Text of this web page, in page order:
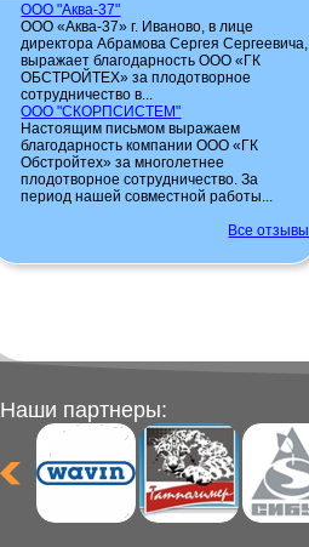
ООО "Аква-37"
ООО «Аква-37» г. Иваново, в лице
директора Абрамова Сергея Сергеевича,
выражает благодарность ООО «ГК
ОБСТРОЙТЕХ» за плодотворное
сотрудничество в...
ООО "СКОРПСИСТЕМ"
Настоящим письмом выражаем
благодарность компании ООО «ГК
Обстройтех» за многолетнее
плодотворное сотрудничество. За
период нашей совместной работы...
Все отзывы
Наши партнеры: